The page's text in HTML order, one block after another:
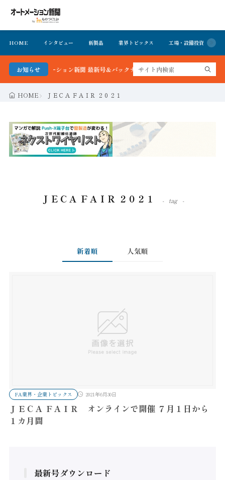
HOME インタビュー 新製品 業界トピックス 工場・設備投資
お知らせ
オートメーション新聞 最新号＆バックナンバーを無料で公開中 詳細はこちら
HOME ＪＥＣＡ ＦＡＩＲ ２０２１
ＪＥＣＡ ＦＡＩＲ ２０２１ tag
新着順 人気順
FA業界・企業トピックス 2021年6月30日
ＪＥＣＡ ＦＡＩＲ オンラインで開催 ７月１日から
１カ月間
最新号ダウンロード